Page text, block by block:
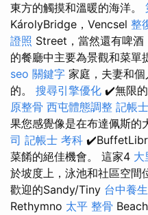
東方的觸摸和溫暖的海洋。
KárolyBridge，Vencsel 整
證照 Street，當然還有啤酒
的餐廳中主要為景觀和菜單
seo 關鍵字 家庭，夫妻和
的。 搜尋引擎優化 ✔️無限
原整骨 西屯體態調整 記帳
果您感覺像是在布達佩斯的
司 記帳士 考科
菜餚的絕佳機會。 這家4 大
於坡度上，泳池和社區空間
歡迎的Sandy/Tiny 台中養
Rethymno 太平 整骨